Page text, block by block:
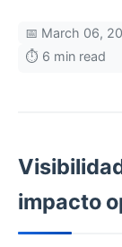
📅 March 06,
⏱️ 6 min read
impacto